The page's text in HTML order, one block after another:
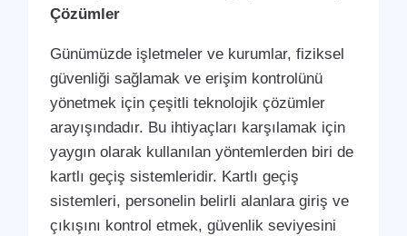
Çözümler
Günümüzde işletmeler ve kurumlar, fiziksel
güvenliği sağlamak ve erişim kontrolünü
yönetmek için çeşitli teknolojik çözümler
arayışındadır. Bu ihtiyaçları karşılamak için
yaygın olarak kullanılan yöntemlerden biri de
kartlı geçiş sistemleridir. Kartlı geçiş
sistemleri, personelin belirli alanlara giriş ve
çıkışını kontrol etmek, güvenlik seviyesini